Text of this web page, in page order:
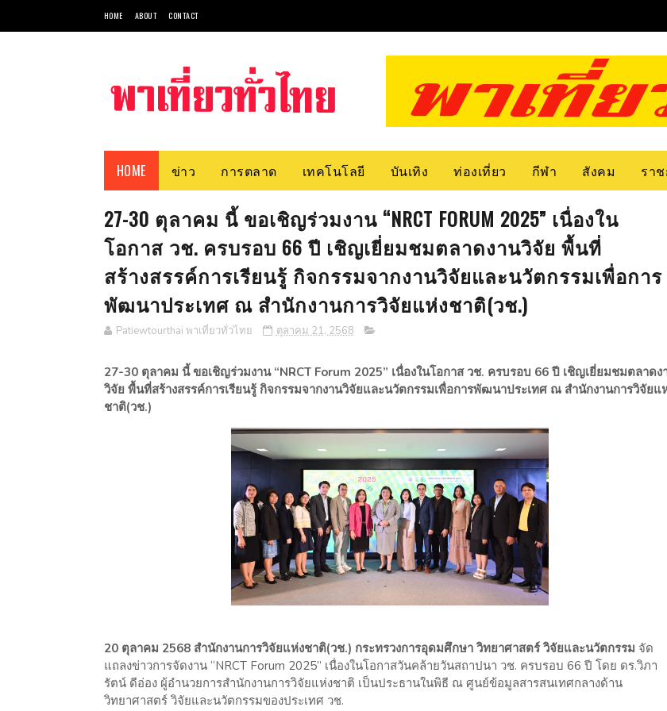
HOME ABOUT CONTACT
HOME ข่าว การตลาด เทคโนโลยี บันเทิง ท่องเที่ยว กีฬา สังคม รา
27-30 ตุลาคม นี้ ขอเชิญร่วมงาน “NRCT FORUM 2025” เนื่องใน
โอกาส วช. ครบรอบ 66 ปี เชิญเยี่ยมชมตลาดงานวิจัย พื้นที่
สร้างสรรค์การเรียนรู้ กิจกรรมจากงานวิจัยและนวัตกรรมเพื่อการ
พัฒนาประเทศ ณ สำนักงานการวิจัยแห่งชาติ(วช.)
Patiewtourthai พาเที่ยวทั่วไทย ตุลาคม 21, 2568
27-30 ตุลาคม นี้ ขอเชิญร่วมงาน “NRCT Forum 2025” เนื่องในโอกาส วช. ครบรอบ 66 ปี เชิญเยี่ยมชมตลาดง
วิจัย พื้นที่สร้างสรรค์การเรียนรู้ กิจกรรมจากงานวิจัยและนวัตกรรมเพื่อการพัฒนาประเทศ ณ สำนักงานการวิจัยแ
ชาติ(วช.)
20 ตุลาคม 2568 สำนักงานการวิจัยแห่งชาติ(วช.) กระทรวงการอุดมศึกษา วิทยาศาสตร์ วิจัยและนวัตกรรม จัด
แถลงข่าวการจัดงาน “NRCT Forum 2025” เนื่องในโอกาสวันคล้ายวันสถาปนา วช. ครบรอบ 66 ปี โดย ดร.วิภา
รัตน์ ดีอ่อง ผู้อำนวยการสำนักงานการวิจัยแห่งชาติ เป็นประธานในพิธี ณ ศูนย์ข้อมูลสารสนเทศกลางด้าน
วิทยาศาสตร์ วิจัยและนวัตกรรมของประเทศ วช.